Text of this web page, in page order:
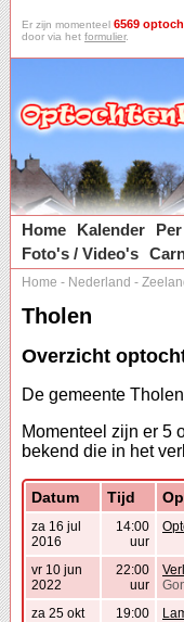
Er zijn momenteel 6569
door via het formulier.
Home
Kalender
Foto's / Video's
Home - Nederland -
Tholen
Overzicht
De gemeente
Momenteel zijn er 5
bekend die in het
Datum Tijd
za 16 jul
2016
14:00
uur
vr 10 jun
2022
22:00
uur
za 25 okt
19:00